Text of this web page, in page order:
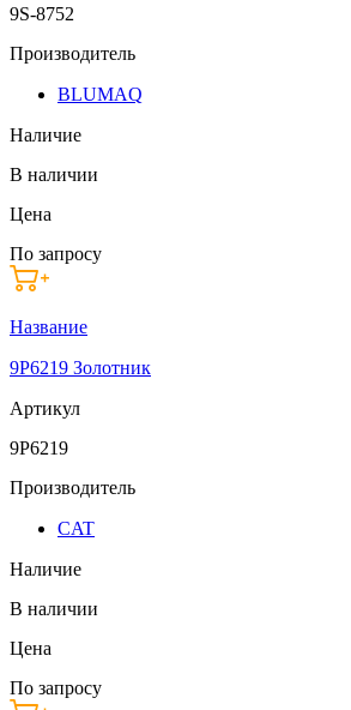
9S-8752
Производитель
BLUMAQ
Наличие
В наличии
Цена
По запросу
Название
9P6219 Золотник
Артикул
9P6219
Производитель
CAT
Наличие
В наличии
Цена
По запросу